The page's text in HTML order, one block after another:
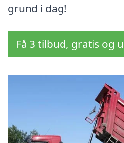
grund i dag!
Få 3 tilbud, gratis og